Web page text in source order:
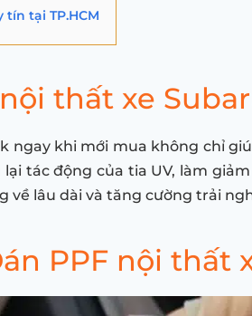
tại TP.HCM
thất xe
ngay khi mới mua không chỉ
tác động của tia UV, làm
về lâu dài và tăng cường trải
PPF nội thất